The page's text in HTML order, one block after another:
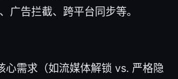
广告拦截、跨平台同步等。
心需求（如流媒体解锁 vs. 严格隐